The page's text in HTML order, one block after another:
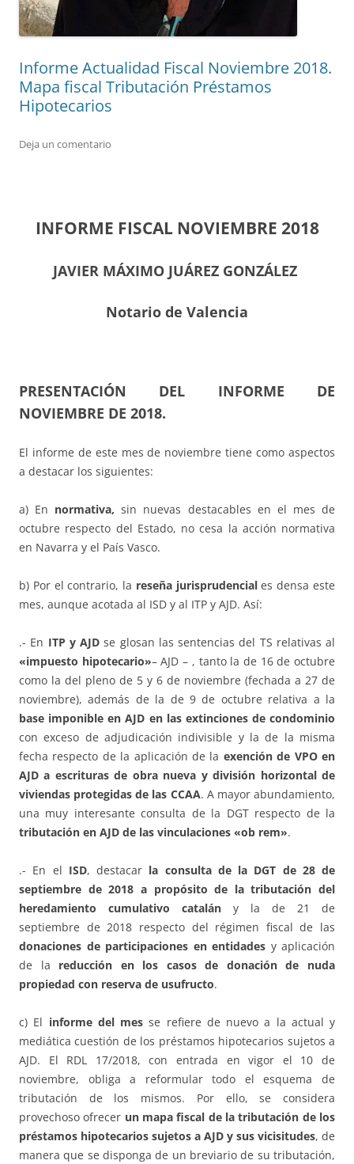
Informe Actualidad Fiscal Noviembre 2018.
Mapa fiscal Tributación Préstamos
Hipotecarios
Deja un comentario
INFORME FISCAL NOVIEMBRE 2018
JAVIER MÁXIMO JUÁREZ GONZÁLEZ
Notario de Valencia
PRESENTACIÓN DEL INFORME DE
NOVIEMBRE DE 2018.
El informe de este mes de noviembre tiene como aspectos
a destacar los siguientes:
a) En normativa, sin nuevas destacables en el mes de
octubre respecto del Estado, no cesa la acción normativa
en Navarra y el País Vasco.
b) Por el contrario, la reseña jurisprudenciales densa este
mes, aunque acotada al ISD y al ITP y AJD. Así:
.- En ITP y AJD se glosan las sentencias del TS relativas al
«impuesto hipotecario»– AJD – , tanto la de 16 de octubre
como la del pleno de 5 y 6 de noviembre (fechada a 27 de
noviembre), además de la de 9 de octubre relativa a la
base imponible en AJD en las extinciones de condominio
con exceso de adjudicación indivisible y la de la misma
fecha respecto de la aplicación de la exención de VPO en
AJD a escrituras de obra nueva y división horizontal de
viviendas protegidas de las CCAA. A mayor abundamiento,
una muy interesante consulta de la DGT respecto de la
tributación en AJD de las vinculaciones «ob rem».
.- En el ISD, destacar la consulta de la DGT de 28 de
septiembre de 2018 a propósito de la tributación del
heredamiento cumulativo catalán y la de 21 de
septiembre de 2018 respecto del régimen fiscal de las
donaciones de participaciones en entidades y aplicación
de la reducción en los casos de donación de nuda
propiedad con reserva de usufructo.
c) El informe del mes se refiere de nuevo a la actual y
mediática cuestión de los préstamos hipotecarios sujetos a
AJD. El RDL 17/2018, con entrada en vigor el 10 de
noviembre, obliga a reformular todo el esquema de
tributación de los mismos. Por ello, se considera
provechoso ofrecer un mapa fiscal de la tributación de los
préstamos hipotecarios sujetos a AJD y sus vicisitudes, de
manera que se disponga de un breviario de su tributación,